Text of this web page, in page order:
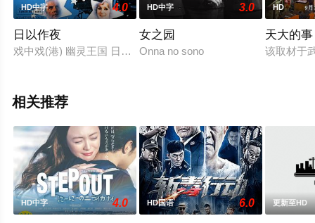
HD中字 4.0
日以作夜
戏中戏(港) 幽灵王国 日以继夜 白天不懂夜的黑 美国之夜 Day for
HD中字 3.0
女之园
Onna no sono
HD
天大的事
该取材于
相关推荐
HD中字 4.0 HD国语 6.0 更新至HD